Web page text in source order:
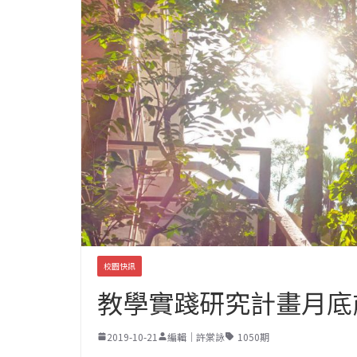
校園快訊
教學實踐研究計畫月
2019-10-21 編輯｜許棠詠 1050期